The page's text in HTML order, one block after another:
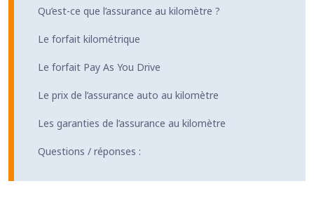
Qu’est-ce que l’assurance au kilomètre ?
Le forfait kilométrique
Le forfait Pay As You Drive
Le prix de l’assurance auto au kilomètre
Les garanties de l’assurance au kilomètre
Questions / réponses :